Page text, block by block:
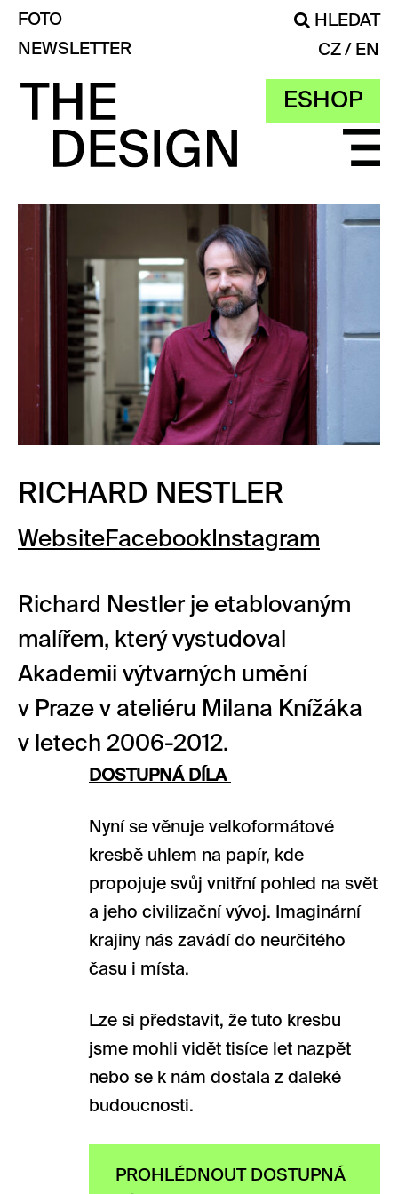
ESHOP
FOTO
HLEDAT
NEWSLETTER
CZ EN
RICHARD NESTLER
WebsiteFacebookInstagram
Richard Nestler je etablovaným
malířem, který vystudoval
Akademii výtvarných umění
v Praze v ateliéru Milana Knížáka
v letech 2006-2012.
DOSTUPNÁ DÍLA
Nyní se věnuje velkoformátové
kresbě uhlem na papír, kde
propojuje svůj vnitřní pohled na svět
a jeho civilizační vývoj. Imaginární
krajiny nás zavádí do neurčitého
času i místa.
Lze si představit, že tuto kresbu
jsme mohli vidět tisíce let nazpět
nebo se k nám dostala z daleké
budoucnosti.
PROHLÉDNOUT DOSTUPNÁ